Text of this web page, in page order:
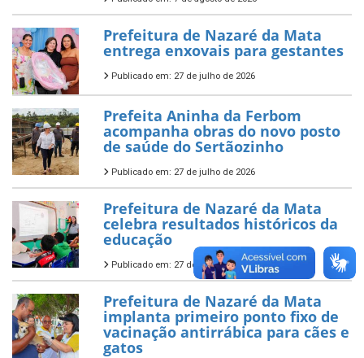
Prefeitura de Nazaré da Mata
entrega enxovais para gestantes
Publicado em: 27 de julho de 2026
Prefeita Aninha da Ferbom
acompanha obras do novo posto
de saúde do Sertãozinho
Publicado em: 27 de julho de 2026
Prefeitura de Nazaré da Mata
celebra resultados históricos da
educação
Publicado em: 27 de julho de 2026
Prefeitura de Nazaré da Mata
implanta primeiro ponto fixo de
vacinação antirrábica para cães e
gatos